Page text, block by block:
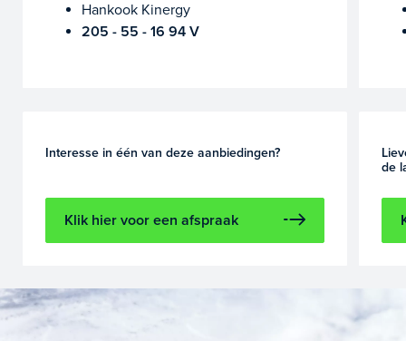
Hankook Kinergy
205 - 55 - 16 94 V
Interesse in één van deze aanbiedingen?
Klik hier voor een afspraak
de